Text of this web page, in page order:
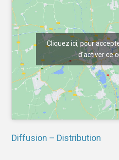
Cliquez ici, pour
d'activer ce
Diffusion – Distribution